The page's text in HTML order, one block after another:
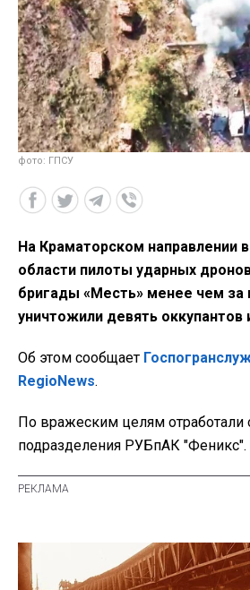
фото: ГПСУ
На Краматорском направлении
области пилоты ударных
бригады «Месть» менее чем за
уничтожили девять оккупантов
Об этом сообщает
RegioNews.
По вражеским целям отработали
подразделения РУБпАК "Феникс".